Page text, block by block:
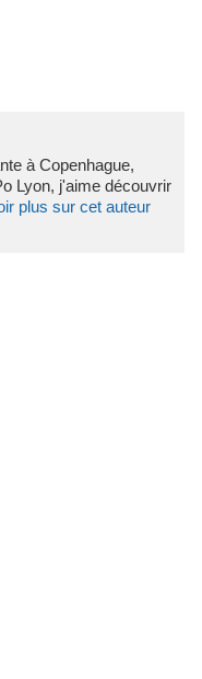
à Copenhague,
Lyon, j'aime découvrir
plus sur cet auteur